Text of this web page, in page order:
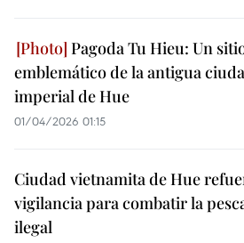
Pagoda Tu Hieu: Un
emblemático de la antigua
imperial de Hue
01/04/2026 01:15
Ciudad vietnamita de Hue
vigilancia para combatir la
ilegal